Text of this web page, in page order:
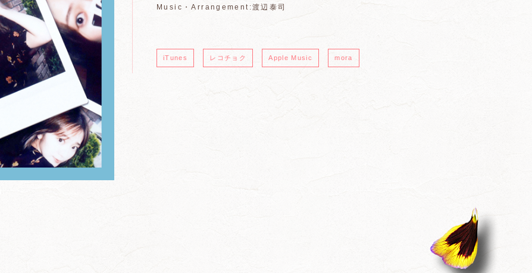
Music・Arrangement:渡辺泰司
iTunes レコチョク Apple Music mora